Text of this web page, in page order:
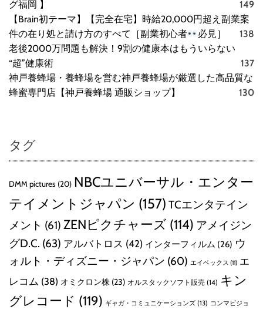
グ福岡 】
149
【Brain初テーマ】【完全在宅】時給20,000円超え副業案
件の在り処と請け方のすべて［副業初心者
必見］
138
老後2000万問題も解決！9割の健康本はもういらない
“超”健康術
137
神戸養蜂場・養蜂場を営む神戸養蜂場が厳選した高品質な
蜂蜜専門店【神戸養蜂場 通販ショップ】
130
タグ
DMM pictures (20) NBCユニバーサル・エンター
テイメントジャパン (157) TCエンタテイン
メント (61) ZENピクチャーズ (114) アメイジン
グD.C. (63) アルバトロス (42) インターフィルム (26) ウ
ォルト・ディズニー・ジャパン (60) エイベックス (11) エ
レコム (38) オミクロン株 (23) オルスタックソフト販売 (14) キン
グレコード (119) ギャガ・コミュニケーションズ (13) コンマビジョ